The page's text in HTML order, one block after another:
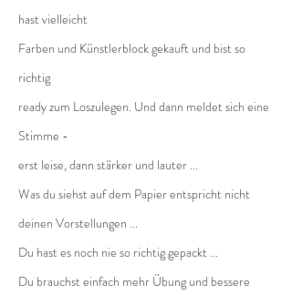
hast vielleicht
Farben und Künstlerblock gekauft und bist so
richtig
ready zum Loszulegen. Und dann meldet sich eine
Stimme -
erst leise, dann stärker und lauter ...
Was du siehst auf dem Papier entspricht nicht
deinen Vorstellungen ...
Du hast es noch nie so richtig gepackt ...
Du brauchst einfach mehr Übung und bessere